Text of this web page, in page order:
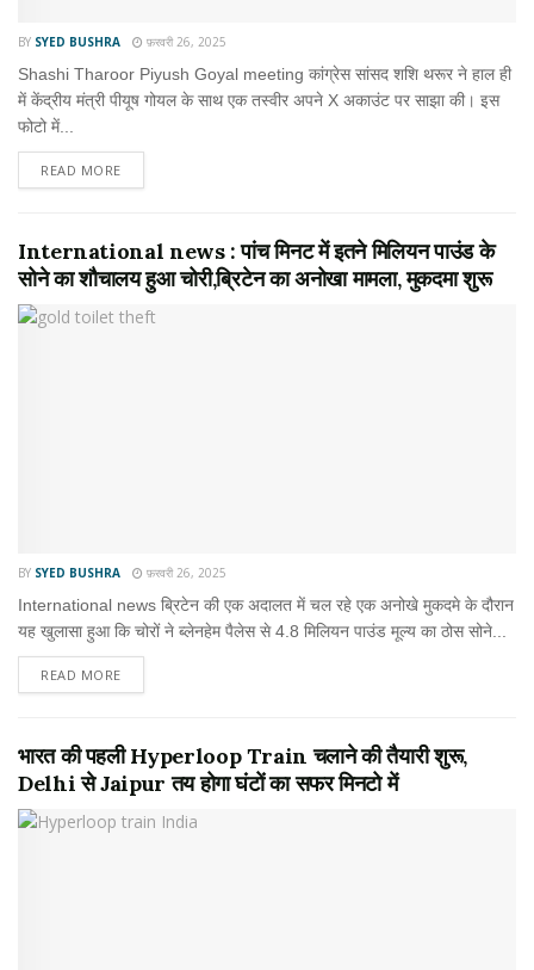
BY SYED BUSHRA फ़रवरी 26, 2025
Shashi Tharoor Piyush Goyal meeting कांग्रेस सांसद शशि थरूर ने हाल ही
में केंद्रीय मंत्री पीयूष गोयल के साथ एक तस्वीर अपने X अकाउंट पर साझा की। इस
फोटो में...
READ MORE
International news : पांच मिनट में इतने मिलियन पाउंड के
सोने का शौचालय हुआ चोरी,ब्रिटेन का अनोखा मामला, मुकदमा शुरू
BY SYED BUSHRA फ़रवरी 26, 2025
International news ब्रिटेन की एक अदालत में चल रहे एक अनोखे मुकदमे के दौरान
यह खुलासा हुआ कि चोरों ने ब्लेनहेम पैलेस से 4.8 मिलियन पाउंड मूल्य का ठोस सोने...
READ MORE
भारत की पहली Hyperloop Train चलाने की तैयारी शुरू,
Delhi से Jaipur तय होगा घंटों का सफर मिनटो में